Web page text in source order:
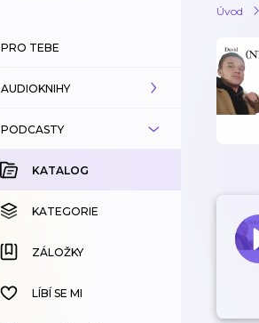
PRO TEBE
AUDIOKNIHY
KATALOG
KOUPENÉ
KATEGORIE
ZÁLOŽKY
HISTORIE
PODCASTY
KATALOG
KATEGORIE
ZÁLOŽKY
LÍBÍ SE MI
Úvod